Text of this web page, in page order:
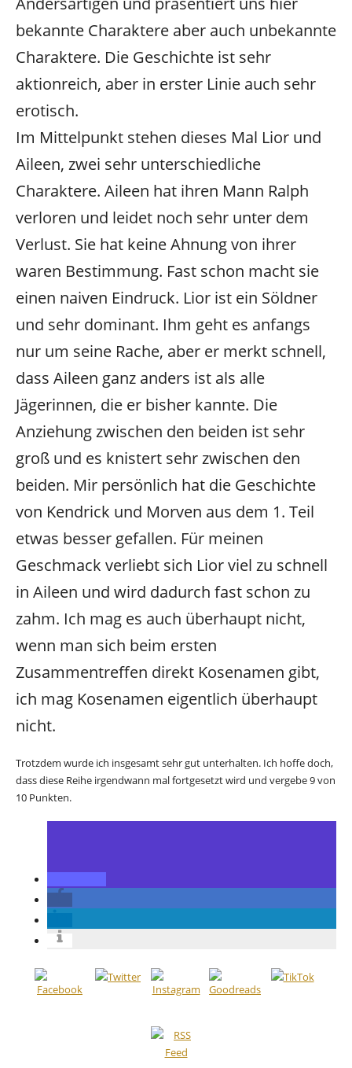
bekannte Charaktere aber auch unbekannte
Charaktere. Die Geschichte ist sehr
aktionreich, aber in erster Linie auch sehr
erotisch.
Im Mittelpunkt stehen dieses Mal Lior und
Aileen, zwei sehr unterschiedliche
Charaktere. Aileen hat ihren Mann Ralph
verloren und leidet noch sehr unter dem
Verlust. Sie hat keine Ahnung von ihrer
waren Bestimmung. Fast schon macht sie
einen naiven Eindruck. Lior ist ein Söldner
und sehr dominant. Ihm geht es anfangs
nur um seine Rache, aber er merkt schnell,
dass Aileen ganz anders ist als alle
Jägerinnen, die er bisher kannte. Die
Anziehung zwischen den beiden ist sehr
groß und es knistert sehr zwischen den
beiden. Mir persönlich hat die Geschichte
von Kendrick und Morven aus dem 1. Teil
etwas besser gefallen. Für meinen
Geschmack verliebt sich Lior viel zu schnell
in Aileen und wird dadurch fast schon zu
zahm. Ich mag es auch überhaupt nicht,
wenn man sich beim ersten
Zusammentreffen direkt Kosenamen gibt,
ich mag Kosenamen eigentlich überhaupt
nicht.
Trotzdem wurde ich insgesamt sehr gut unterhalten. Ich hoffe doch,
dass diese Reihe irgendwann mal fortgesetzt wird und vergebe 9 von
10 Punkten.